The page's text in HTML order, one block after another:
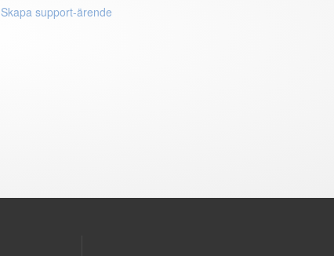
Skapa support-ärende